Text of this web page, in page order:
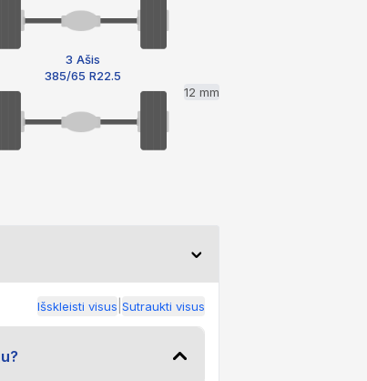
3 Ašis
385/65 R22.5
12 mm
Išskleisti visus Sutraukti visus